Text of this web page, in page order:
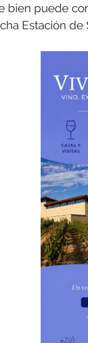
bien puede
Estación de